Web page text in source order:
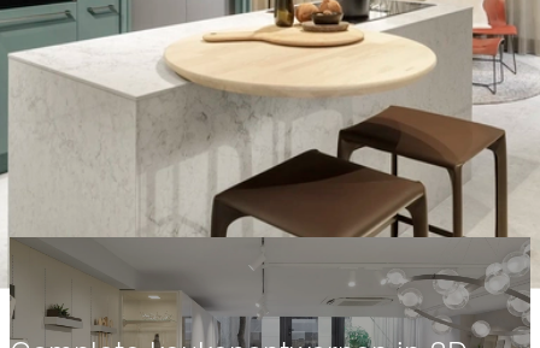
dichtbij bekijken. Door verschillende houtfineersoorten,
lakafwerkingen, keramiek en andere materialen naast
elkaar te zien, ontstaat een veel beter beeld dan op een
scherm of in een brochure. Iedere opstelling laat een
andere benadering van keukenontwerp zien. Zo ontdek je
welke materialen, kleuren en oplossingen het beste
aansluiten bij jouw smaak en woning.